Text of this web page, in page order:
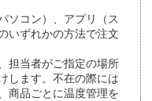
ソコン）、アプリ（ス
いずれかの方法で注文
担当者がご指定の場所
します。不在の際には
商品ごとに温度管理を